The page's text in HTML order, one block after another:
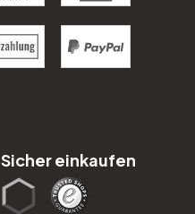
Sicher einkaufen